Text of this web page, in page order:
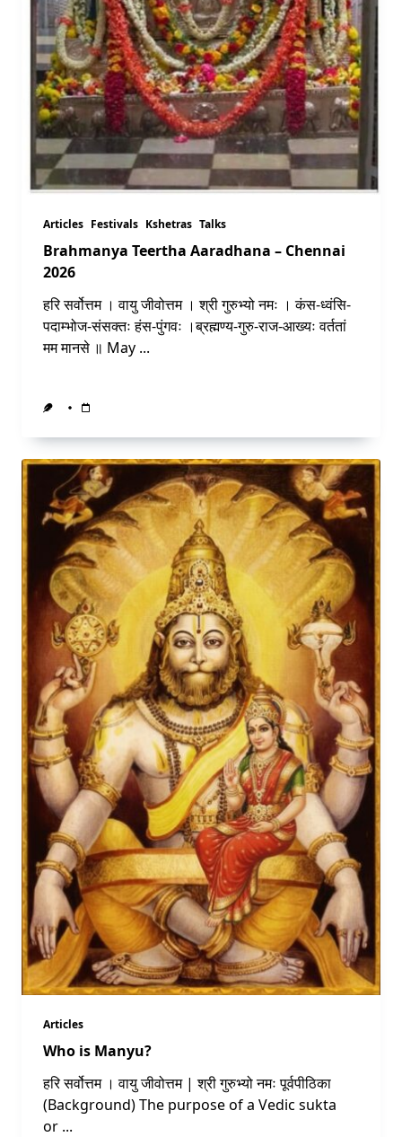
Articles Festivals Kshetras Talks
Brahmanya Teertha Aaradhana – Chennai
2026
हरि सर्वोत्तम । वायु जीवोत्तम । श्री गुरुभ्यो नमः । कंस-ध्वंसि-
पदाम्भोज-संसक्तः हंस-पुंगवः ।ब्रह्मण्य-गुरु-राज-आख्यः वर्ततां
मम मानसे ॥ May ...
Articles
Who is Manyu?
हरि सर्वोत्तम । वायु जीवोत्तम | श्री गुरुभ्यो नमः पूर्वपीठिका
(Background) The purpose of a Vedic sukta
or ...